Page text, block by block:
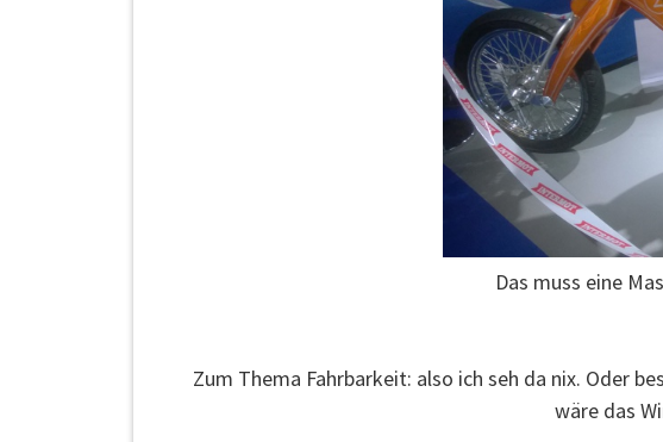
Das muss eine
Zum Thema Fahrbarkeit: also ich seh da nix. Oder
wäre das